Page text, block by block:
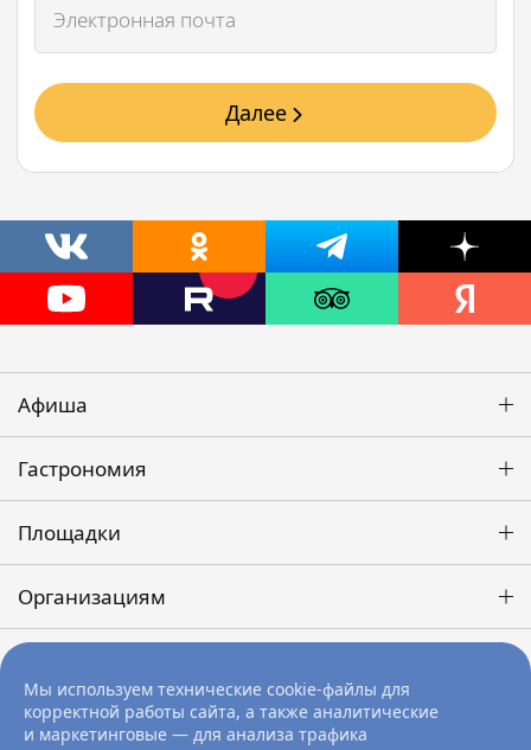
Мы используем технические cookie-файлы для
корректной работы сайта, а также аналитические
и маркетинговые — для анализа трафика
Далее
Афиша
Гастрономия
Площадки
Организациям